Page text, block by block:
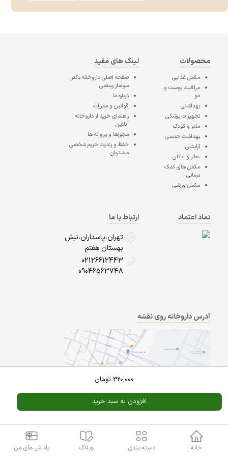
320,000 تومان
افزودن به سبد خرید
محصولات
مکمل غذایی
مراقبت پوست و
مو
بهداشتی
تجهیزات پزشکی
مادر و کودک
بهداشت جنسی
آرایشی
عطر و ادکلن
مکمل های کمک
درمانی
مکمل ورزشی
لینک های مفید
صفحه اصلیداروخانه دکتر
سولماز رستمی
درباره ما
قوانین و مقررات
راهنمای خرید از داروخانه
آنلاین
مجوزها و پروانه ها
حفظ و رعایت حریم شخصی
مشتریان
نماد اعتماد
ارتباط با ما
تهران،پاسداران،نبش
بهستان هفتم
02126612443
09046563748
آدرس داروخانه روی نقشه
A Pluss
Powered By
خانه دسته بندی وبلاگ پاداش های من